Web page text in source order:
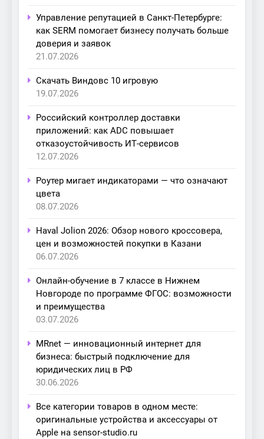
Управление репутацией в Санкт-Петербурге:
как SERM помогает бизнесу получать больше
доверия и заявок
21.07.2026
Скачать Виндовс 10 игровую
19.07.2026
Российский контроллер доставки
приложений: как ADC повышает
отказоустойчивость ИТ-сервисов
12.07.2026
Роутер мигает индикаторами — что означают
цвета
08.07.2026
Haval Jolion 2026: Обзор нового кроссовера,
цен и возможностей покупки в Казани
06.07.2026
Онлайн-обучение в 7 классе в Нижнем
Новгороде по программе ФГОС: возможности
и преимущества
03.07.2026
MRnet — инновационный интернет для
бизнеса: быстрый подключение для
юридических лиц в РФ
30.06.2026
Все категории товаров в одном месте:
оригинальные устройства и аксессуары от
Apple на sensor-studio.ru